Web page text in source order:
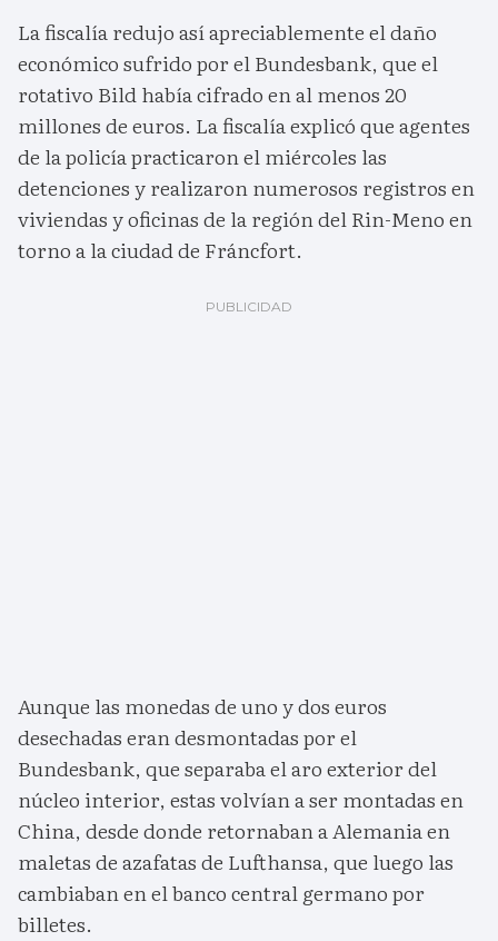
La fiscalía redujo así apreciablemente el daño
económico sufrido por el Bundesbank, que el
rotativo Bild había cifrado en al menos 20
millones de euros. La fiscalía explicó que agentes
de la policía practicaron el miércoles las
detenciones y realizaron numerosos registros en
viviendas y oficinas de la región del Rin-Meno en
torno a la ciudad de Fráncfort.
Aunque las monedas de uno y dos euros
desechadas eran desmontadas por el
Bundesbank, que separaba el aro exterior del
núcleo interior, estas volvían a ser montadas en
China, desde donde retornaban a Alemania en
maletas de azafatas de Lufthansa, que luego las
cambiaban en el banco central germano por
billetes.